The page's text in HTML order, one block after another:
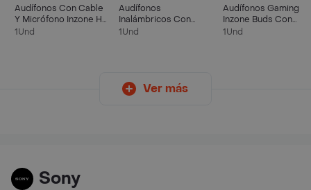
Audífonos Con Cable
Y Micrófono Inzone H3
Para Gaming - Mdr-
1Und
Audífonos
Inalámbricos Con
Micrófono Inzone H5 |
1Und
Audífonos Gaming
Inzone Buds Con
Noise Cancelling |
1Und
Ver más
Sony